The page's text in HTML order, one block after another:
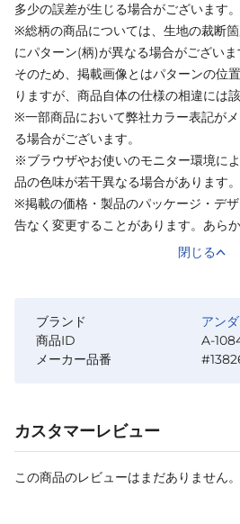
多少の誤差が生じる場合がございます。
※総柄の商品については、生地の裁断
にパターン(柄)が異なる場合がございま
そのため、掲載画像とはパターンの位
りますが、商品自体の仕様の相違には
※一部商品において弊社カラー表記が
る場合がございます。
※ブラウザやお使いのモニター環境に
品の色味が若干異なる場合があります。
※掲載の価格・製品のパッケージ・デ
告なく変更することがあります。あら
閉じる
ブランド
アン
商品ID
A-
メーカー品番
カスタマーレビュー
この商品のレビューはまだありません。